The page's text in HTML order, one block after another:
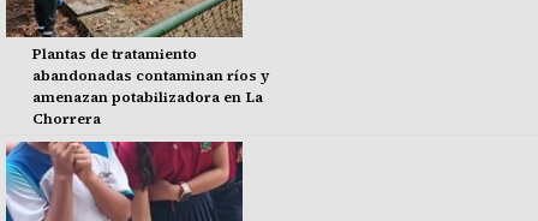
Plantas de tratamiento
abandonadas contaminan ríos y
amenazan potabilizadora en La
Chorrera